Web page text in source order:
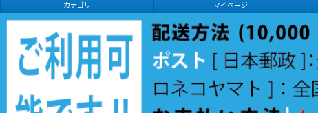
カテゴリ マイページ